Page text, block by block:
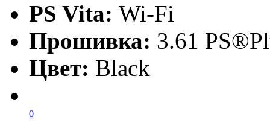
PS Vita: Wi-Fi
Прошивка: 3.61
Цвет: Black
0